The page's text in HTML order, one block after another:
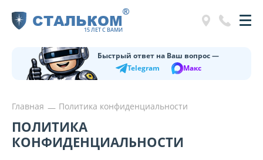
СТАЛЬКОМ
15 ЛЕТ С ВАМИ
®
Быстрый ответ на Ваш вопрос —
Telegram
Макс
Главная Политика конфиденциальности
ПОЛИТИКА
КОНФИДЕНЦИАЛЬНОСТИ